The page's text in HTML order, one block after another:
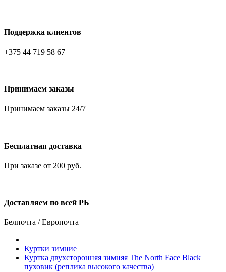
Поддержка клиентов
+375 44 719 58 67
Принимаем заказы
Принимаем заказы 24/7
Бесплатная доставка
При заказе от 200 руб.
Доставляем по всей РБ
Белпочта / Европочта
Куртки зимние
Куртка двухсторонняя зимняя The North Face Black
пуховик (реплика высокого качества)